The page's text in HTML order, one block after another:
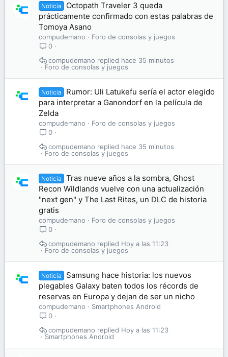
Noticia
Octopath Traveler 3 queda
prácticamente confirmado con estas palabras de
Tomoya Asano
compudemano
Foro de consolas y juegos
0
Foro de consolas y juegos
hace 35 minutos
compudemano
Noticia
Rumor: Uli Latukefu sería el actor elegido
para interpretar a Ganondorf en la película de
Zelda
compudemano
Foro de consolas y juegos
0
Foro de consolas y juegos
hace 35 minutos
compudemano
Noticia
Tras nueve años a la sombra, Ghost
Recon Wildlands vuelve con una actualización
"next gen" y The Last Rites, un DLC de historia
gratis
compudemano
Foro de consolas y juegos
0
Foro de consolas y juegos
Hoy a las 11:23
compudemano
Noticia
Samsung hace historia: los nuevos
plegables Galaxy baten todos los récords de
reservas en Europa y dejan de ser un nicho
compudemano
Smartphones Android
0
Smartphones Android
Hoy a las 11:23
compudemano